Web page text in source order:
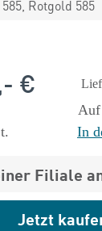
Rotgold 585
€
Auf
In
Filiale
Jetzt